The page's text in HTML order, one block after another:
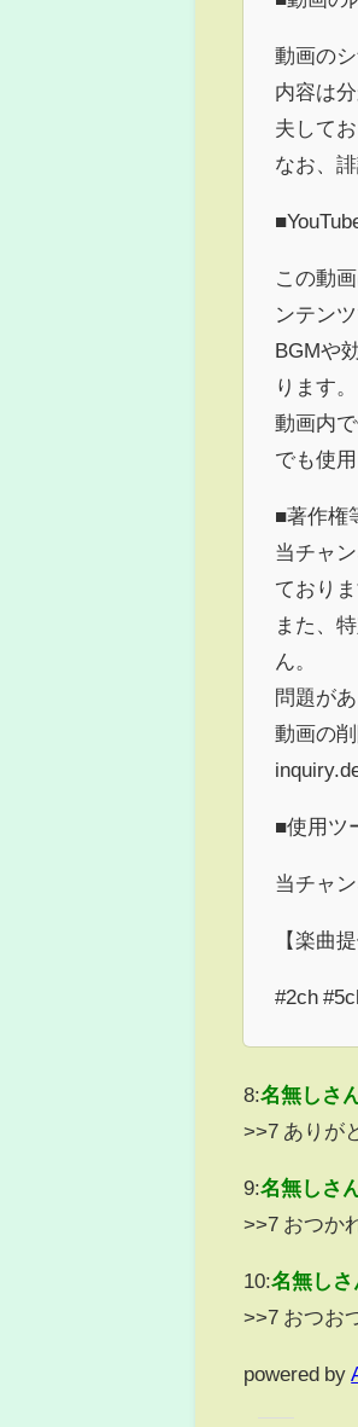
動画の
内容は
夫してお
なお、
この動
ンテンツ
BGMや
ります。
動画内
でも使
■著作権
当チャ
ておりま
また、
ん。
問題が
動画の
■使用ツ
当チャ
【楽曲
#2ch
8:名無しさ
>>7 ありが
9:名無しさ
>>7 おつか
10:名無し
>>7 おつお
powered by